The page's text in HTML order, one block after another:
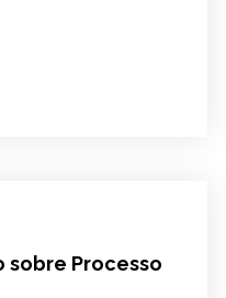
sobre Processo